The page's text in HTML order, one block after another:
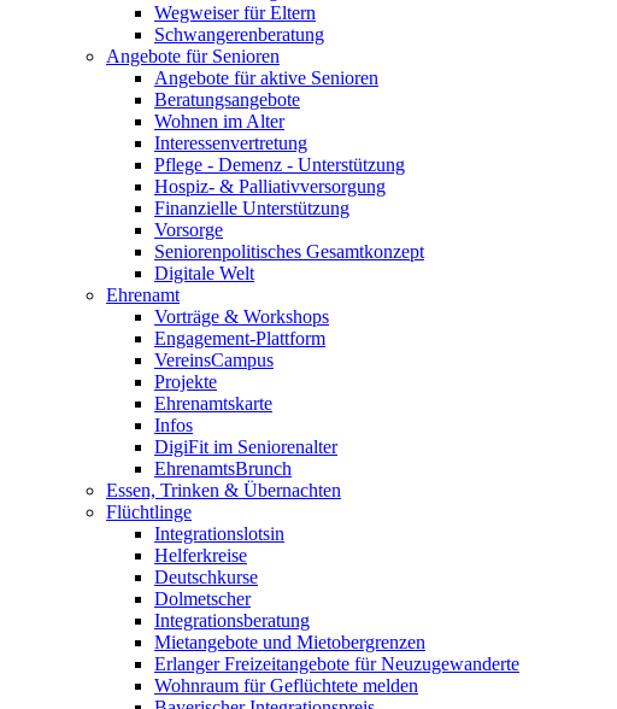
Wegweiser für Eltern
Schwangerenberatung
Angebote für Senioren
Angebote für aktive Senioren
Beratungsangebote
Wohnen im Alter
Interessenvertretung
Pflege - Demenz - Unterstützung
Hospiz- & Palliativversorgung
Finanzielle Unterstützung
Vorsorge
Seniorenpolitisches Gesamtkonzept
Digitale Welt
Ehrenamt
Vorträge & Workshops
Engagement-Plattform
VereinsCampus
Projekte
Ehrenamtskarte
Infos
DigiFit im Seniorenalter
EhrenamtsBrunch
Essen, Trinken & Übernachten
Flüchtlinge
Integrationslotsin
Helferkreise
Deutschkurse
Dolmetscher
Integrationsberatung
Mietangebote und Mietobergrenzen
Erlanger Freizeitangebote für Neuzugewanderte
Wohnraum für Geflüchtete melden